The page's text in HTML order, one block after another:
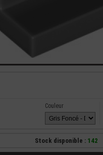
Couleur
Stock disponible : 142